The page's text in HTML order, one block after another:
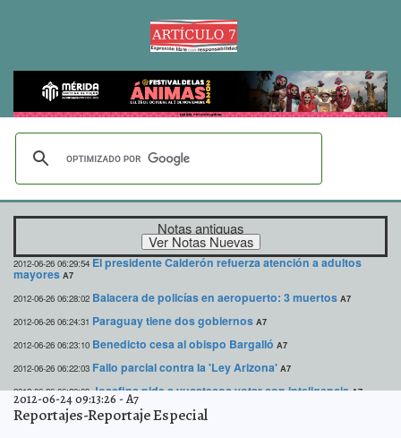
Notas antiguas
2012-06-26 06:29:54 El presidente Calderón refuerza atención a adultos
mayores A7
2012-06-26 06:28:02 Balacera de policías en aeropuerto: 3 muertos A7
2012-06-26 06:24:31 Paraguay tiene dos gobiernos A7
2012-06-26 06:23:10 Benedicto cesa al obispo Bargalló A7
2012-06-26 06:22:03 Fallo parcial contra la 'Ley Arizona' A7
2012-06-26 06:20:09 Josefina pide a yucatecos votar con inteligencia A7
2012-06-25 18:10:44 Cierre de campaña del PAN en Tekom, Espita y Dzitás
2012-06-24 09:13:26 -A7
Reportajes-Reportaje Especial